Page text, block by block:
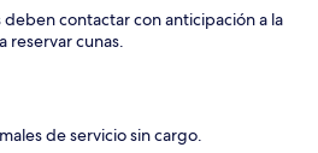
deben contactar con anticipación a la
reservar cunas.
de servicio sin cargo.